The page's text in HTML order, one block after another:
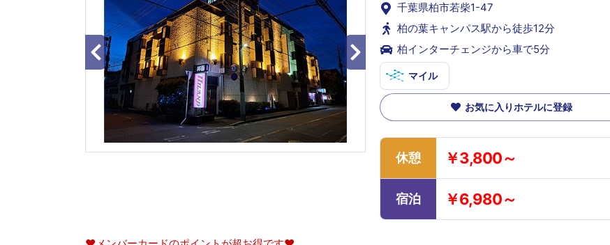
千葉県柏市若柴1-47
柏の葉キャンパス駅から徒歩12分
柏インターチェンジから車で5分
マイル
お気に入りホテルに登録
休憩 ￥3,800～
宿泊 ￥6,980～